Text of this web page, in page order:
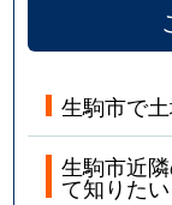
生駒市で
生駒市近
て知りたい